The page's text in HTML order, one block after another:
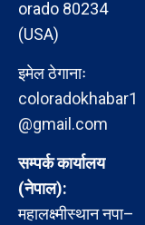
orado 80234
(USA)
इमेल ठेगानाः
coloradokhabar1
@gmail.com
सम्पर्क कार्यालय
(नेपाल):
महालक्ष्मीस्थान नपा–